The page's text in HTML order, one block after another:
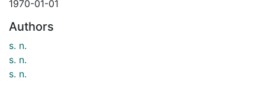
1970-01-01
Authors
s. n.
s. n.
s. n.